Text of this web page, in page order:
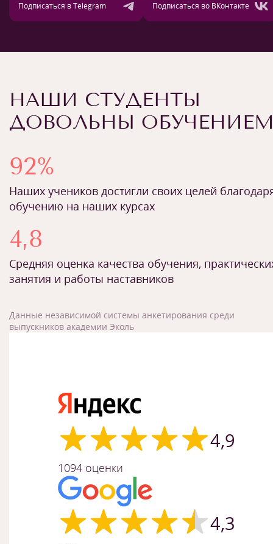
Подписаться в Telegram Подписаться во ВКонтакте
НАШИ СТУДЕНТЫ
ДОВОЛЬНЫ
92%
Наших учеников достигли своих целей
обучению на наших курсах
4,8
Средняя оценка качества обучения,
занятия и работы наставников
Данные независимой системы анкетирования среди
выпускников академии Эколь
4,9
1094 оценки
4,3